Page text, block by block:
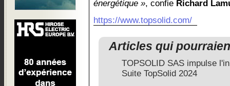
énergétique », confie Richard
https://www.topsolid.com/
Articles qui
TOPSOLID SAS impulse
Suite TopSolid 2024